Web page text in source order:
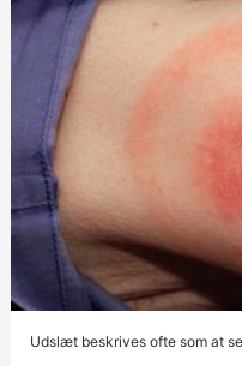
Udslæt beskrives ofte som at